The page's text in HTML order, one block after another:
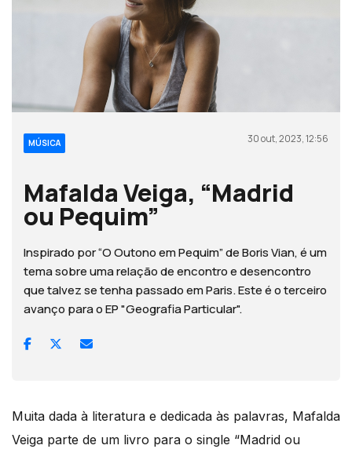
MÚSICA 30 out, 2023, 12:56
Mafalda Veiga, “Madrid
ou Pequim”
Inspirado por “O Outono em Pequim” de Boris Vian, é um
tema sobre uma relação de encontro e desencontro
que talvez se tenha passado em Paris. Este é o terceiro
avanço para o EP "Geografia Particular".
Muita dada à literatura e dedicada às palavras, Mafalda
Veiga parte de um livro para o single “Madrid ou